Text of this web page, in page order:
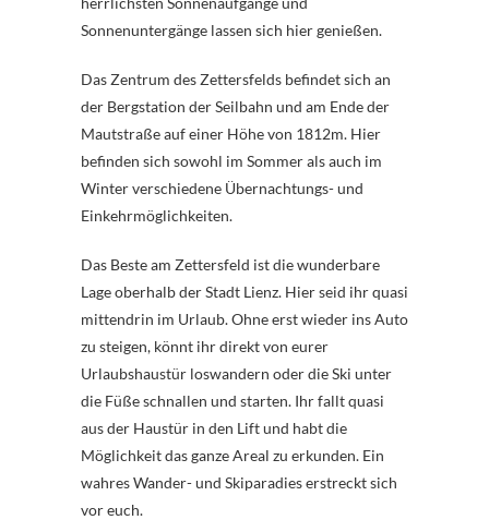
Sonnenuntergänge lassen sich hier genießen.
Das Zentrum des Zettersfelds befindet sich an
der Bergstation der Seilbahn und am Ende der
Mautstraße auf einer Höhe von 1812m. Hier
befinden sich sowohl im Sommer als auch im
Winter verschiedene Übernachtungs- und
Einkehrmöglichkeiten.
Das Beste am Zettersfeld ist die wunderbare
Lage oberhalb der Stadt Lienz. Hier seid ihr quasi
mittendrin im Urlaub. Ohne erst wieder ins Auto
zu steigen, könnt ihr direkt von eurer
Urlaubshaustür loswandern oder die Ski unter
die Füße schnallen und starten. Ihr fallt quasi
aus der Haustür in den Lift und habt die
Möglichkeit das ganze Areal zu erkunden. Ein
wahres Wander- und Skiparadies erstreckt sich
vor euch.